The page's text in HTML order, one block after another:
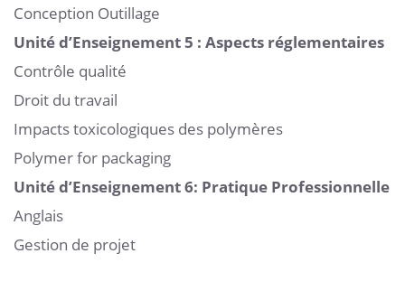
Conception Outillage
Unité d’Enseignement 5 : Aspects réglementaires
Contrôle qualité
Droit du travail
Impacts toxicologiques des polymères
Polymer for packaging
Unité d’Enseignement 6: Pratique Professionnelle
Anglais
Gestion de projet